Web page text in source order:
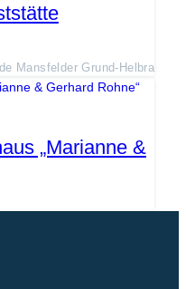
Mansfelder Grund-Helbra
„Marianne &